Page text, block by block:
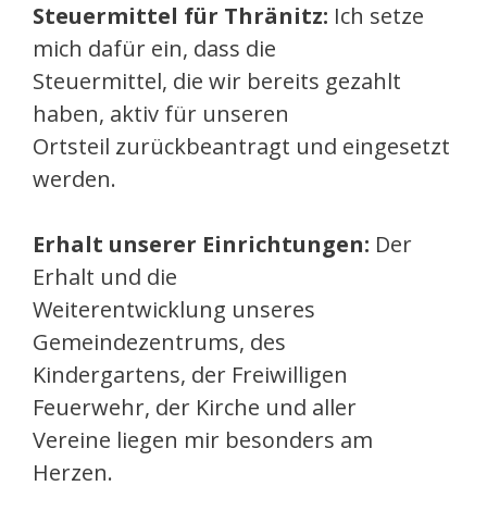
Steuermittel für Thränitz: Ich setze
mich dafür ein, dass die
Steuermittel, die wir bereits gezahlt
haben, aktiv für unseren
Ortsteil zurückbeantragt und eingesetzt
werden.
Erhalt unserer Einrichtungen: Der
Erhalt und die
Weiterentwicklung unseres
Gemeindezentrums, des
Kindergartens, der Freiwilligen
Feuerwehr, der Kirche und aller
Vereine liegen mir besonders am
Herzen.